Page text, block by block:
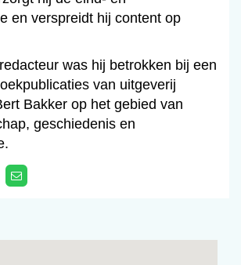
en verspreidt hij content op
was hij betrokken bij een
van uitgeverij
Bakker op het gebied van
geschiedenis en